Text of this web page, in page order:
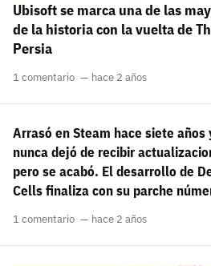
Ubisoft se marca una de las
de la historia con la vuelta de
Persia
1 comentario hace 2 años
Arrasó en Steam hace siete años
nunca dejó de recibir
pero se acabó. El desarrollo de
Cells finaliza con su parche
1 comentario hace 2 años